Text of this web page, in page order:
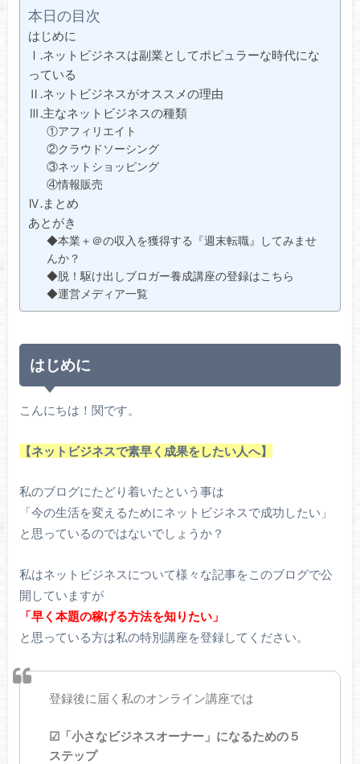
本日の目次
はじめに
Ⅰ.ネットビジネスは副業としてポピュラーな時代にな
っている
Ⅱ.ネットビジネスがオススメの理由
Ⅲ.主なネットビジネスの種類
①アフィリエイト
②クラウドソーシング
③ネットショッピング
④情報販売
Ⅳ.まとめ
あとがき
◆本業＋＠の収入を獲得する『週末転職』してみませ
んか？
◆脱！駆け出しブロガー養成講座の登録はこちら
◆運営メディア一覧
はじめに
こんにちは！関です。
【ネットビジネスで素早く成果をしたい人へ】
私のブログにたどり着いたという事は
「今の生活を変えるためにネットビジネスで成功したい」
と思っているのではないでしょうか？
私はネットビジネスについて様々な記事をこのブログで公
開していますが
「早く本題の稼げる方法を知りたい」
と思っている方は私の特別講座を登録してください。
登録後に届く私のオンライン講座では
☑「小さなビジネスオーナー」になるための５
ステップ